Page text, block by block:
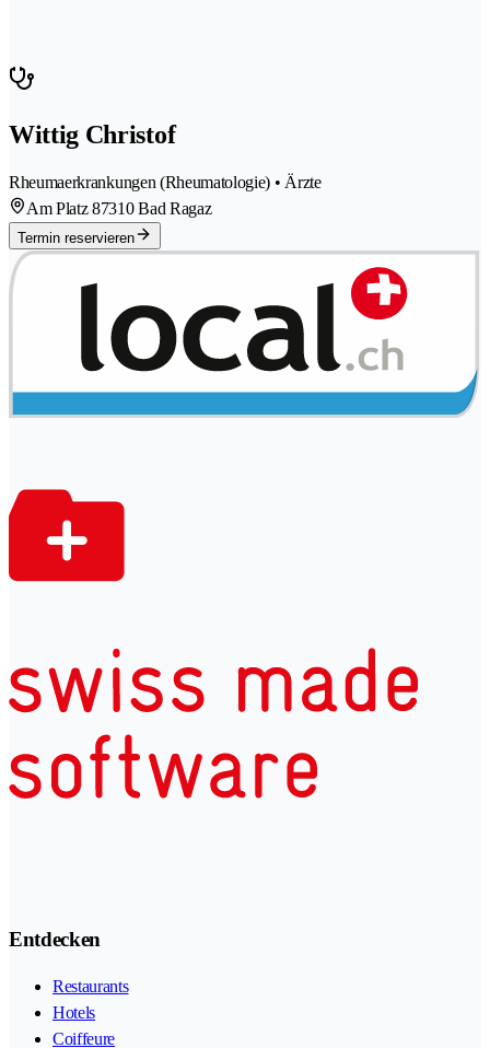
Wittig Christof
Rheumaerkrankungen (Rheumatologie) • Ärzte
Am Platz 87310 Bad Ragaz
Termin reservieren
Entdecken
Restaurants
Hotels
Coiffeure